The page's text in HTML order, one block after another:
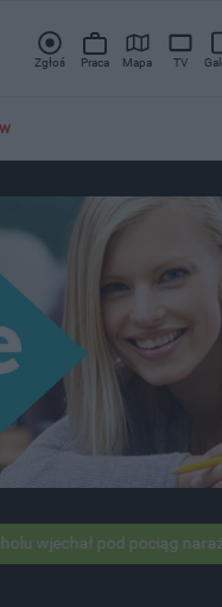
Zgłoś Praca Mapa TV
pociąg narażając